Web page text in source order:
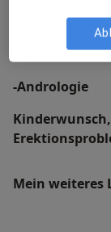
Einnässen
und
-Andrologie
Mein weiteres